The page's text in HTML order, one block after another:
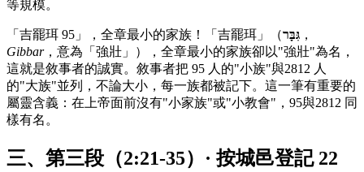
等規模。
「吉罷珥 95」，全章最小的家族！「吉罷珥」（גִּבָּר ，
Gibbar，意為「強壯」），全章最小的家族卻以"強壯"為名，
這就是敘事者的誠實。敘事者把 95 人的"小族"與2812 人
的"大族"並列，不論大小，每一族都被記下。這一筆有重要的
屬靈含義：在上帝面前沒有"小家族"或"小教會"，95與2812 同
樣有名。
三、第三段（2:21-35）· 按城邑登記 22